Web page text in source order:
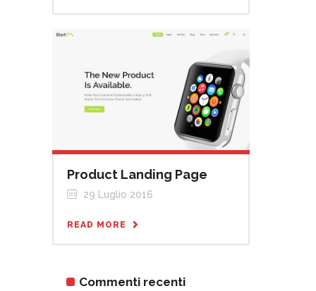
Product Landing Page
29 Luglio 2016
READ MORE
Commenti recenti